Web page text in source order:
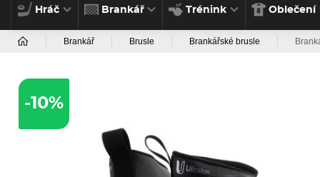
Hráč Brankář Trénink Oblečení
Brankář Brusle Brankářské brusle
-10%